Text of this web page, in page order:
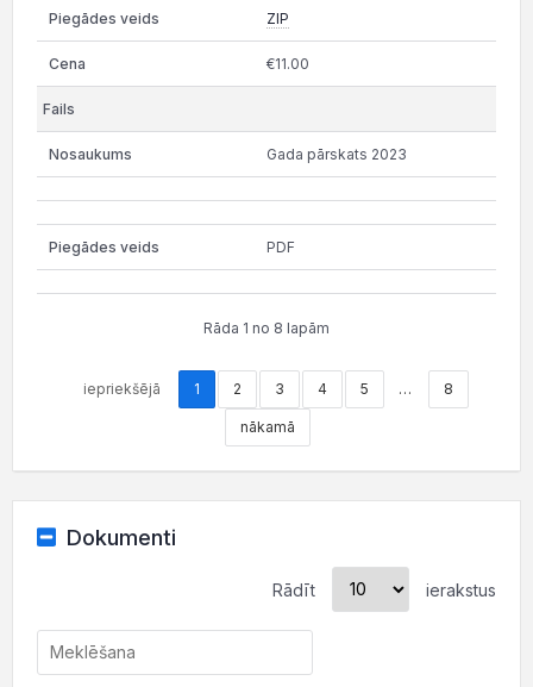
ZIP
€11.00
Gada pārskats 2023
PDF
Rāda 1 no 8 lapām
iepriekšējā 1 2 3 4 5 … 8
nākamā
Dokumenti
Rādīt ierakstus